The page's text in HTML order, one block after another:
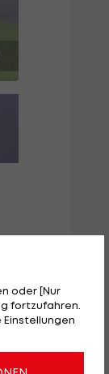
oder [Nur
fortzufahren.